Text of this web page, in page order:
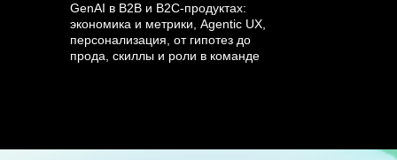
GenAI в B2B и B2C-продуктах:
экономика и метрики, Agentic UX,
персонализация, от гипотез до
прода, скиллы и роли в команде